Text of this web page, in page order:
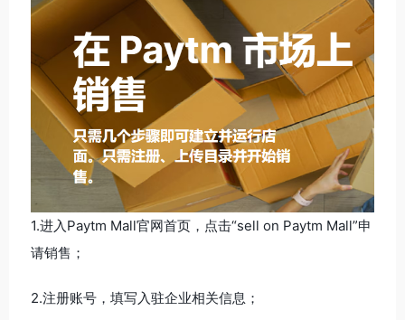
1.进入Paytm Mall官网首页，点击“sell on Paytm Mall”申
请销售；
2.注册账号，填写入驻企业相关信息；